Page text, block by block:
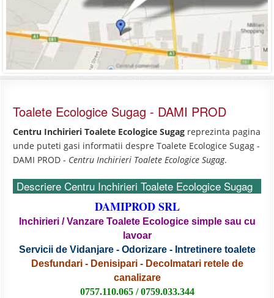
Toalete Ecologice Sugag - DAMI PROD
Centru Inchirieri Toalete Ecologice Sugag reprezinta pagina
unde puteti gasi informatii despre Toalete Ecologice Sugag -
DAMI PROD - Centru Inchirieri Toalete Ecologice Sugag.
Descriere Centru Inchirieri Toalete Ecologice Sugag
DAMIPROD SRL
Inchirieri / Vanzare Toalete Ecologice simple sau cu
lavoar
Servicii de Vidanjare - Odorizare - Intretinere toalete
Desfundari - Denisipari - Decolmatari retele de
canalizare
0757.110.065 / 0759.033.344